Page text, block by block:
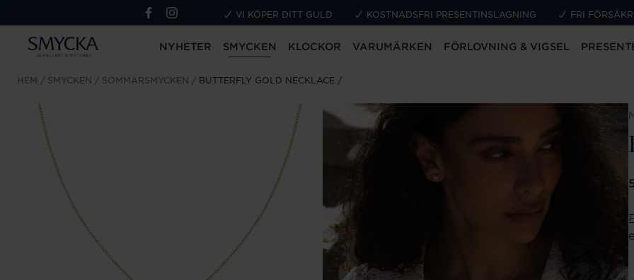
VI KÖPER DITT GULD KOSTNADSFRI PRESENTINSLAGNING FRI
NYHETER SMYCKEN KLOCKOR VARUMÄRKEN FÖRLOVNING & VIGSEL
HEM SMYCKEN SOMMARSMYCKEN BUTTERFLY GOLD NECKLACE